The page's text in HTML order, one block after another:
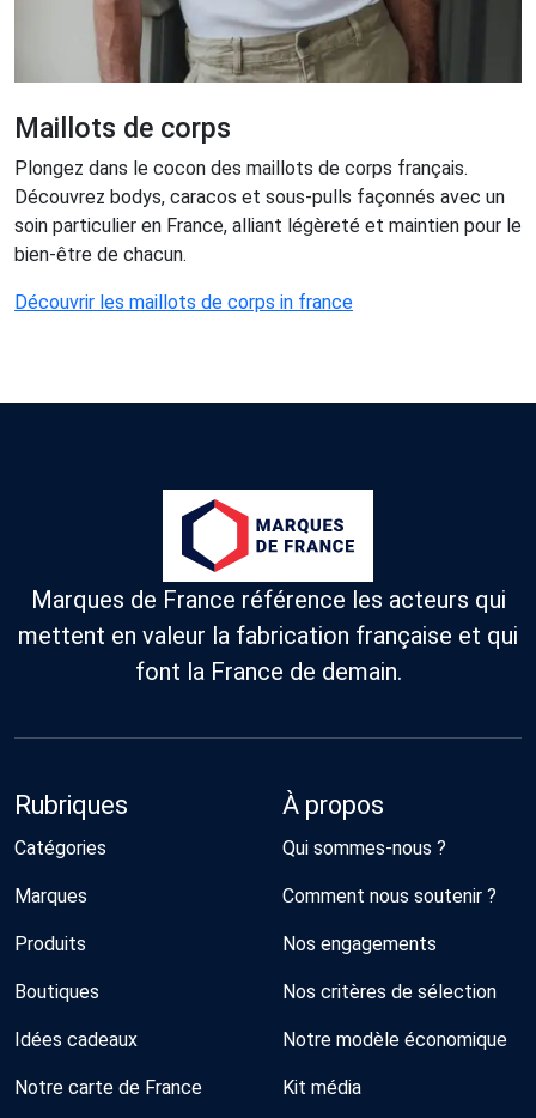
Maillots de corps
Plongez dans le cocon des maillots de corps français.
Découvrez bodys, caracos et sous-pulls façonnés avec un
soin particulier en France, alliant légèreté et maintien pour le
bien-être de chacun.
Découvrir les maillots de corps in france
Marques de France référence les acteurs qui
mettent en valeur la fabrication française et qui
font la France de demain.
Rubriques
Catégories
Marques
Produits
Boutiques
Idées cadeaux
Notre carte de France
À propos
Qui sommes-nous ?
Comment nous soutenir ?
Nos engagements
Nos critères de sélection
Notre modèle économique
Kit média